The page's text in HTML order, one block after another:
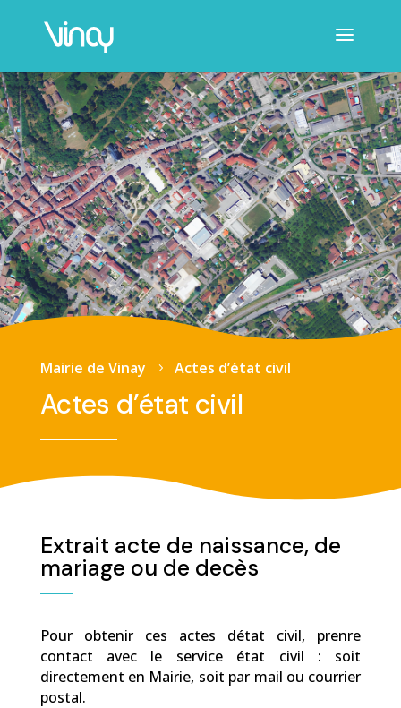
Mairie de Vinay 5 Actes d’état civil
Actes d’état civil
Extrait acte de naissance, de
mariage ou de decès
Pour obtenir ces actes détat civil, prenre
contact avec le service état civil : soit
directement en Mairie, soit par mail ou courrier
postal.